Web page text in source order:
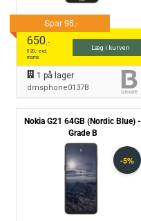
650,-
520,- excl.
moms
Læg i kurven
1 på lager
dmsphone0137B
Nokia G21 64GB (Nordic Blue) -
Grade B